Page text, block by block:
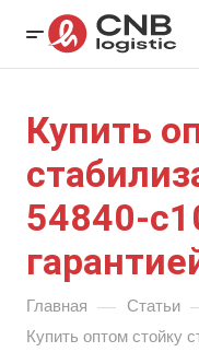
Купить
54840-
Главная — Статьи
Купить оптом стойку